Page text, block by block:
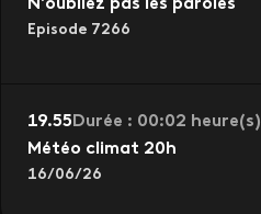
N'oubliez pas les paroles
Episode 7266
19.55 Durée : 00:02 heure(s)
Météo climat 20h
16/06/26